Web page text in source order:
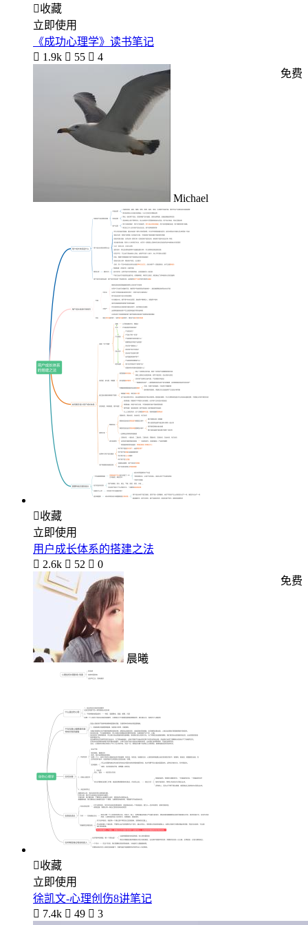
收藏
立即使用
《成功心理学》读书笔记
 1.9k  55  4
Michael
免费
收藏
立即使用
用户成长体系的搭建之法
 2.6k  52  0
晨曦
免费
收藏
立即使用
徐凯文-心理创伤8讲笔记
 7.4k  49  3